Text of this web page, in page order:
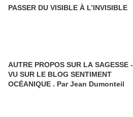
PASSER DU VISIBLE À L’INVISIBLE
AUTRE PROPOS SUR LA SAGESSE -
VU SUR LE BLOG SENTIMENT
OCÉANIQUE . Par Jean Dumonteil